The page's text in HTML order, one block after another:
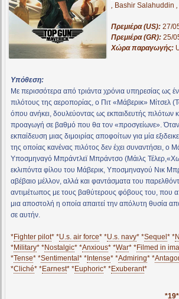
, Bashir Salahuddin ,
Πρεμιέρα (US): 27/
Πρεμιέρα (GR): 25/
Χώρα παραγωγής:
Υπόθεση:
Με περισσότερα από τριάντα χρόνια υπηρεσίας ως
πιλότους της αεροπορίας, ο Πιτ «Μάβερικ» Μίτσελ
όπου ανήκει, δουλεύοντας ως εκπαιδευτής πιλότων
προαγωγή σε βαθμό που θα τον «προσγείωνε». Όταν
εκπαίδευση μιας διμοιρίας αποφοίτων για μία
της οποίας κανένας πιλότος δεν έχει συναντήσει, ο
Υποσμηναγό Μπράντλεϊ Μπράντσο (Μάιλς
εκλιπόντα φίλου του Μάβερικ, Υποσμηναγού Νικ
αβέβαιο μέλλον, αλλά και φαντάσματα του
αντιμέτωπος με τους βαθύτερους φόβους του, που
μια αποστολή η οποία απαιτεί την απόλυτη θυσία
σε αυτήν.
*Fighter pilot* *U.s. air force* *U.s. navy* *Sequel * *
*Military* *Nostalgic* *Anxious* *War* *Filmed in
*Tense* *Sentimental * * Intense* *Admiring* *
*Cliché* *Earnest* *Euphoric* *Exuberant*
*19*